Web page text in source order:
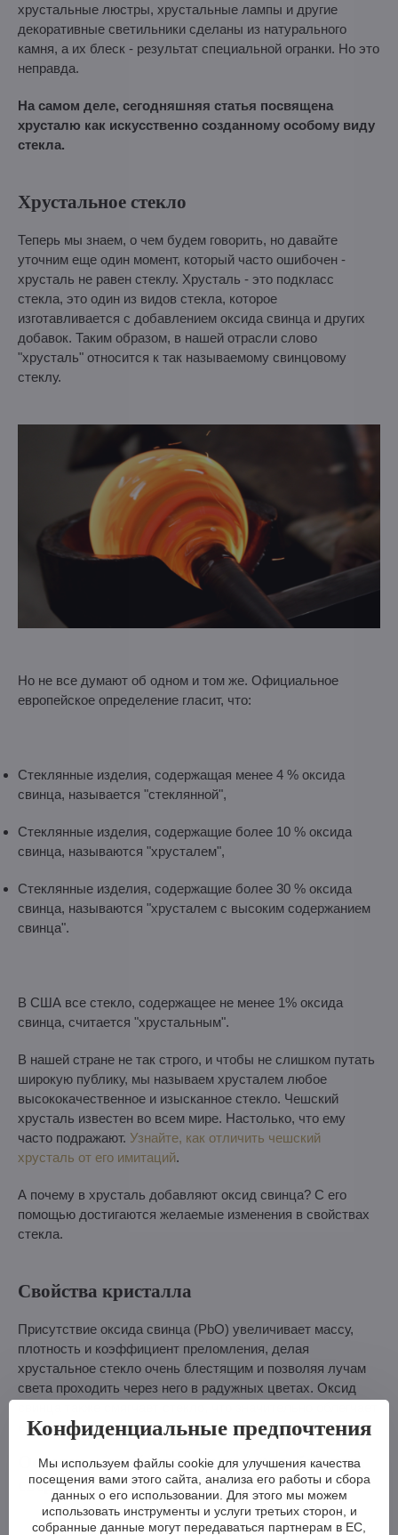
хрустальные люстры, хрустальные лампы и другие
декоративные светильники сделаны из натурального
камня, а их блеск - результат специальной огранки. Но это
неправда.
На самом деле, сегодняшняя статья посвящена
хрусталю как искусственно созданному особому виду
стекла.
Хрустальное стекло
Теперь мы знаем, о чем будем говорить, но давайте
уточним еще один момент, который часто ошибочен -
хрусталь не равен стеклу. Хрусталь - это подкласс
стекла, это один из видов стекла, которое
изготавливается с добавлением оксида свинца и других
добавок. Таким образом, в нашей отрасли слово
"хрусталь" относится к так называемому свинцовому
стеклу.
Но не все думают об одном и том же. Официальное
европейское определение гласит, что:
Стеклянные изделия, содержащая менее 4 % оксида
свинца, называется "стеклянной",
Стеклянные изделия, содержащие более 10 % оксида
свинца, называются "хрусталем",
Стеклянные изделия, содержащие более 30 % оксида
свинца, называются "хрусталем с высоким содержанием
свинца".
В США все стекло, содержащее не менее 1% оксида
свинца, считается "хрустальным".
В нашей стране не так строго, и чтобы не слишком путать
широкую публику, мы называем хрусталем любое
высококачественное и изысканное стекло. Чешский
хрусталь известен во всем мире. Настолько, что ему
часто подражают. Узнайте, как отличить чешский
хрусталь от его имитаций.
А почему в хрусталь добавляют оксид свинца? С его
помощью достигаются желаемые изменения в свойствах
стекла.
Свойства кристалла
Присутствие оксида свинца (PbO) увеличивает массу,
плотность и коэффициент преломления, делая
хрустальное стекло очень блестящим и позволяя лучам
света проходить через него в радужных цветах. Оксид
его резку, гравировку и декорирование.
Основные свойства хрусталя: он блестит,
сверкает и отражает свет.
Конфиденциальные предпочтения
Мы используем файлы cookie для улучшения качества
посещения вами этого сайта, анализа его работы и сбора
данных о его использовании. Для этого мы можем
использовать инструменты и услуги третьих сторон, и
собранные данные могут передаваться партнерам в ЕС,